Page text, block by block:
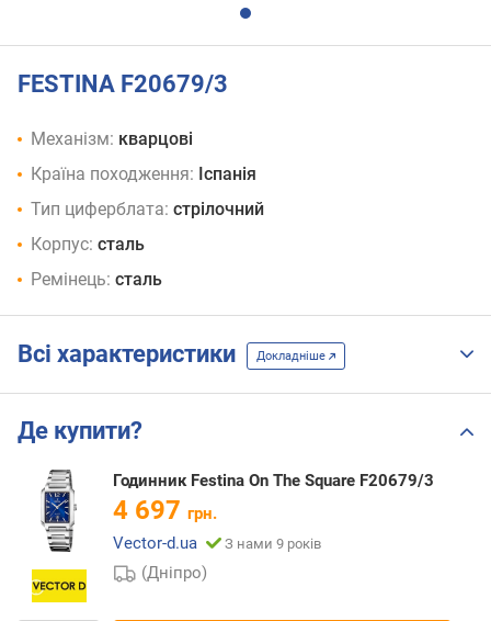
FESTINA F20679/3
Механізм: кварцові
Країна походження: Іспанія
Тип циферблата: стрілочний
Корпус: сталь
Ремінець: сталь
Всі характеристики Докладніше
Де купити?
Годинник Festina On The Square F20679/3
4 697 грн.
Vector-d.ua
З нами 9 років
(Дніпро)